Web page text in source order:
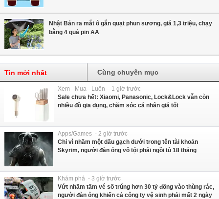
Nhật Bản ra mắt ô gắn quạt phun sương, giá 1,3 triệu, chạy
bằng 4 quả pin AA
Tin mới nhất Cùng chuyên mục
Xem - Mua - Luôn - 1 giờ trước
Sale chưa hết: Xiaomi, Panasonic, Lock&Lock vẫn còn
nhiều đồ gia dụng, chăm sóc cá nhân giá tốt
Apps/Games - 2 giờ trước
Chỉ vì nhầm một dấu gạch dưới trong tên tài khoản
Skyrim, người đàn ông vô tội phải ngồi tù 18 tháng
Khám phá - 3 giờ trước
Vứt nhầm tấm vé số trúng hơn 30 tỷ đồng vào thùng rác,
người đàn ông khiến cả công ty vệ sinh phải mất 2 ngày